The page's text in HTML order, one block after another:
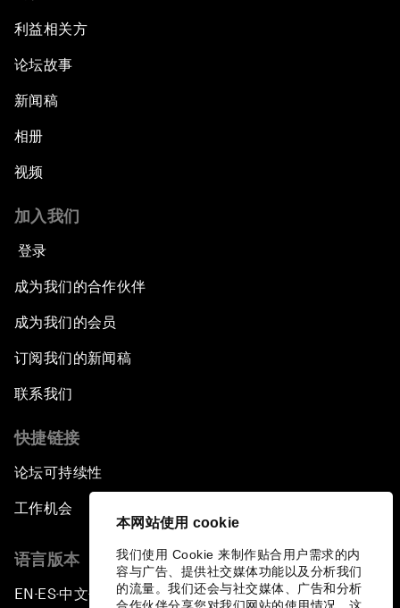
本网站使用 cookie
我们使用 Cookie 来制作贴合用户需求的内
容与广告、提供社交媒体功能以及分析我们
的流量。我们还会与社交媒体、广告和分析
利益相关方
论坛故事
新闻稿
相册
视频
加入我们
登录
成为我们的合作伙伴
成为我们的会员
订阅我们的新闻稿
联系我们
快捷链接
论坛可持续性
工作机会
语言版本
EN ▪ ES▪中文▪ 日本語